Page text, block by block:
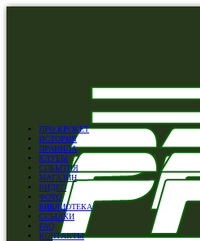
ПРО КРОКЕТ
ИСТОРИЯ
ПРАВИЛА
КЛУБЫ
СОБЫТИЯ
МАГАЗИН
ВИДЕО
ФОТО
БИБЛИОТЕКА
ССЫЛКИ
FAQ
КОНТАКТЫ